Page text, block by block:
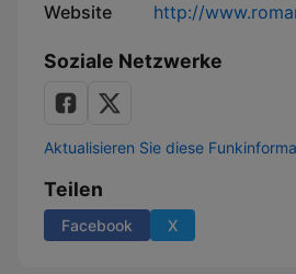
Website http://
Soziale Netzwerke
Aktualisieren Sie diese
Teilen
Facebook X